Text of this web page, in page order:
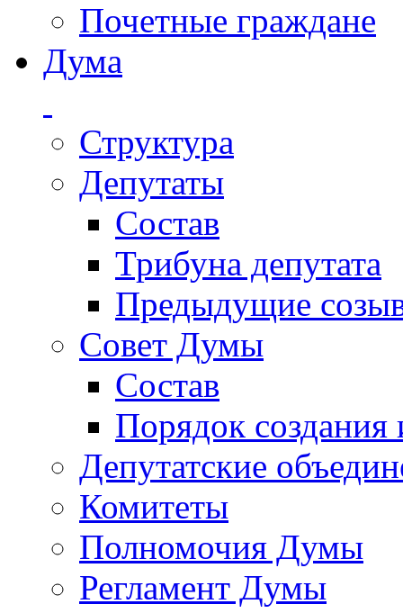
Почетные граждане
Дума
Структура
Депутаты
Состав
Трибуна депутата
Предыдущие
Совет Думы
Состав
Порядок создания
Депутатские
Комитеты
Полномочия Думы
Регламент Думы